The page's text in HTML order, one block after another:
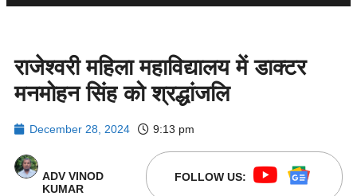
राजेश्वरी महिला महाविद्यालय में डाक्टर
मनमोहन सिंह को श्रद्धांजलि
December 28, 2024 9:13 pm
ADV VINOD
KUMAR
FOLLOW US: